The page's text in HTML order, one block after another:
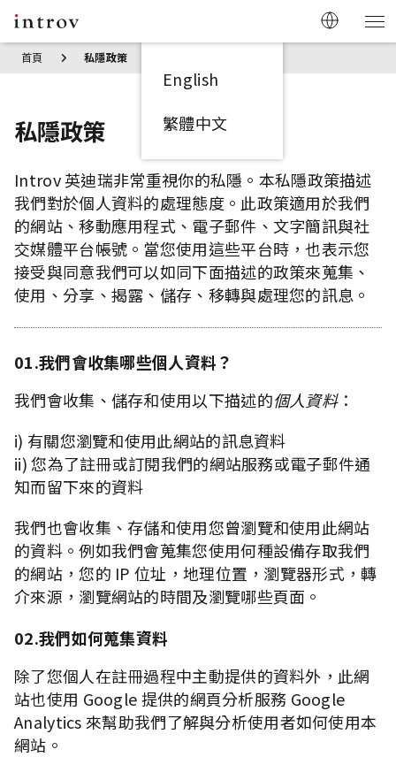
English
繁體中文
首頁 私隱政策
私隱政策
Introv 英迪瑞非常重視你的私隱。本私隱政策描述
我們對於個人資料的處理態度。此政策適用於我們
的網站、移動應用程式、電子郵件、文字簡訊與社
交媒體平台帳號。當您使用這些平台時，也表示您
接受與同意我們可以如同下面描述的政策來蒐集、
使用、分享、揭露、儲存、移轉與處理您的訊息。
01.我們會收集哪些個人資料？
我們會收集、儲存和使用以下描述的個人資料：
i) 有關您瀏覽和使用此網站的訊息資料
ii) 您為了註冊或訂閱我們的網站服務或電子郵件通
知而留下來的資料
我們也會收集、存儲和使用您曾瀏覽和使用此網站
的資料。例如我們會蒐集您使用何種設備存取我們
的網站，您的 IP 位址，地理位置，瀏覽器形式，轉
介來源，瀏覽網站的時間及瀏覽哪些頁面。
02.我們如何蒐集資料
除了您個人在註冊過程中主動提供的資料外，此網
站也使用 Google 提供的網頁分析服務 Google
Analytics 來幫助我們了解與分析使用者如何使用本
網站。